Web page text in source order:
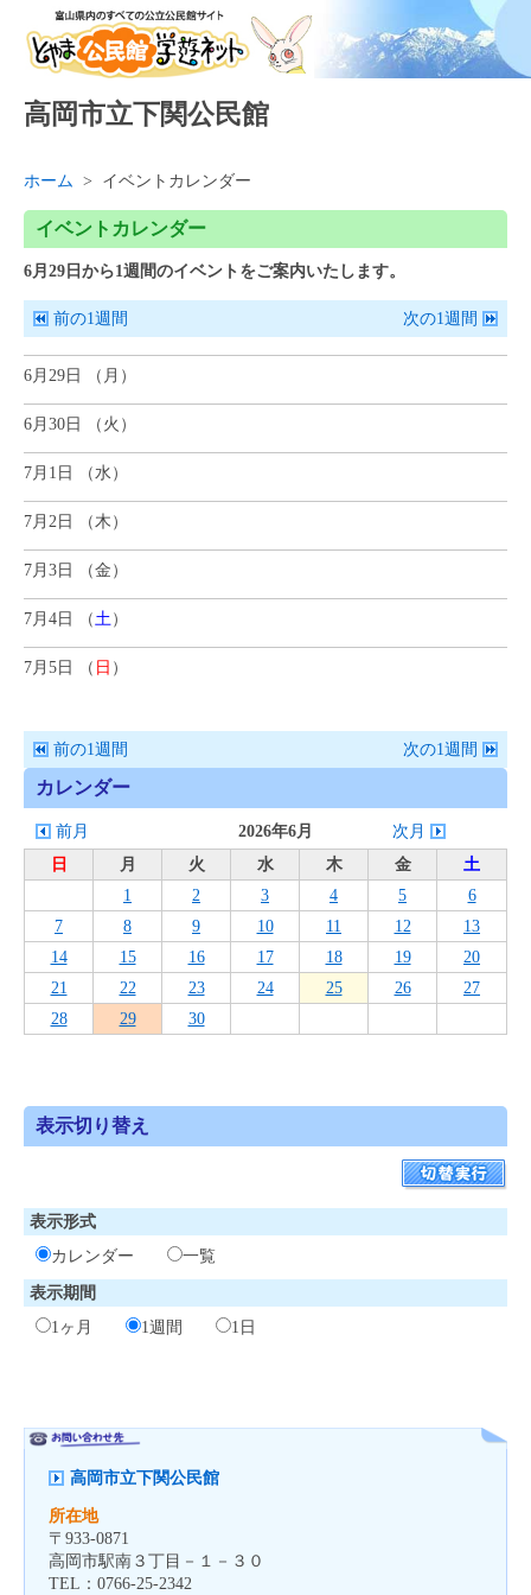
高岡市立下関公民館
ホーム > イベントカレンダー
イベントカレンダー
6月 29 日 から1週間のイベントをご案内いたします。
前の1週間 次の1週間
6月29日 （ 月 ）
6月30日 （ 火 ）
7月1日 （水）
7月2日 （木 ）
7月3日 （金 ）
7月4日 （土）
7月5日 （ 日 ）
前の1週間 次の1週間
カレンダー
前月 2026年6月
次月
日
月 火 水 木 金
土
1
2 3 4 5
6
7
8 9 10 11 12
13
14
15 16 17 18 19
20
21
22 23 24 25 26
27
28
29 30
表示切り替え
表示形式
カレンダー
一覧
表示期間
1ヶ月
1週間 1日
高岡市立下関公民館
所在地
〒 933-0871
高岡市駅南３丁目－１－３０
TEL： 0766-25-2342